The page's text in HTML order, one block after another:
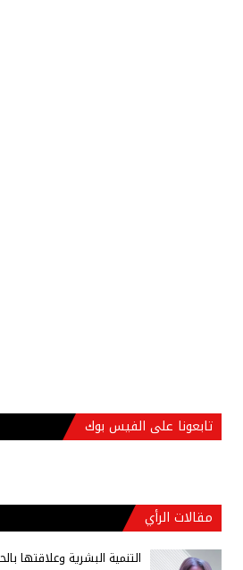
تابعونا على الفيس بوك
مقالات الرأي
التنمية البشرية وعلاقتها